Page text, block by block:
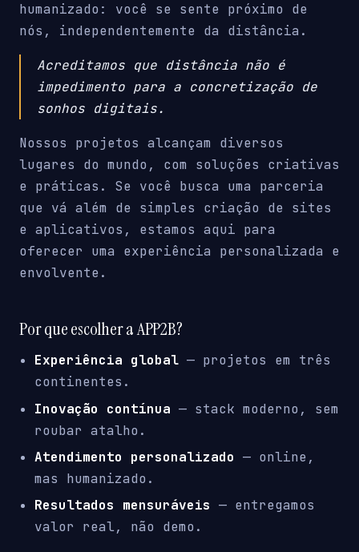
humanizado: você se sente próximo de
nós, independentemente da distância.
Acreditamos que distância não é
impedimento para a concretização de
sonhos digitais.
Nossos projetos alcançam diversos
lugares do mundo, com soluções criativas
e práticas. Se você busca uma parceria
que vá além de simples criação de sites
e aplicativos, estamos aqui para
oferecer uma experiência personalizada e
envolvente.
Por que escolher a APP2B?
Experiência global — projetos em três
continentes.
Inovação contínua — stack moderno, sem
roubar atalho.
Atendimento personalizado — online,
mas humanizado.
Resultados mensuráveis — entregamos
valor real, não demo.